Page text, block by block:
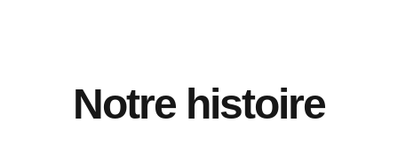
Notre histoire